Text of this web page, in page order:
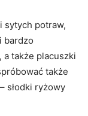
sytych⁢ potraw,
bardzo
a także⁤ placuszki
także
słodki ryżowy